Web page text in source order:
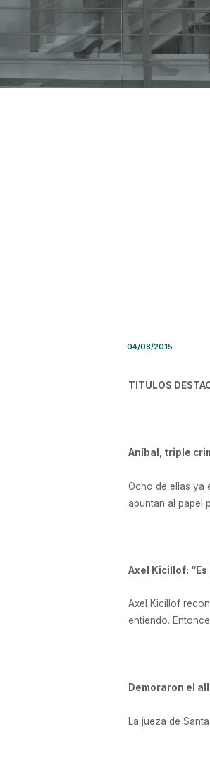
04/08/2015
TITULOS
Aníbal, triple
Ocho de ellas ya
apuntan al papel
Axel Kicillof:
Axel Kicillof
entiendo.
Demoraron el
La jueza de